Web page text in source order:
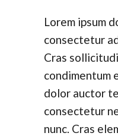
Lorem ipsum
consectetur
Cras
condimentum
dolor auctor
consectetur
nunc. Cras